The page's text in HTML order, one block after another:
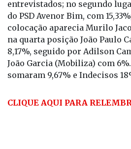
entrevistados; no segundo
do PSD Avenor Bim, com
colocação aparecia Murilo
na quarta posição João Paulo
8,17%, seguido por Adilson
João Garcia (Mobiliza) com
somaram 9,67% e Indecisos
CLIQUE AQUI PARA